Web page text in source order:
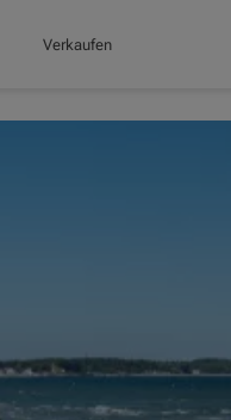
Verkaufen